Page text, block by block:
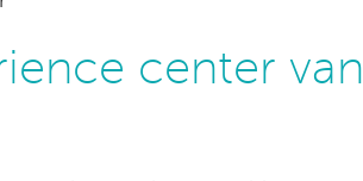
center van